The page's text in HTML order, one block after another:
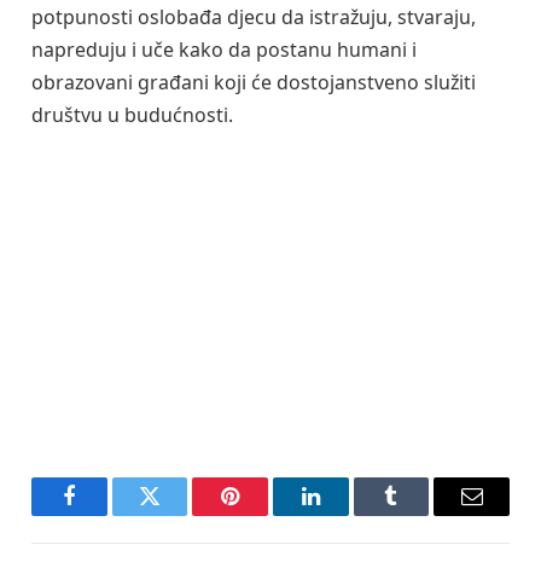
potpunosti oslobađa djecu da istražuju, stvaraju,
napreduju i uče kako da postanu humani i
obrazovani građani koji će dostojanstveno služiti
društvu u budućnosti.
FacebookTwitter Pinterest LinkedInTumblr Email